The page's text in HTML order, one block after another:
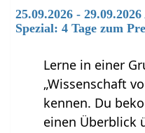
25.09.2026 -
Spezial: 4 Tage zum
Lerne in einer
„Wissenschaft
kennen. Du
einen Überblick